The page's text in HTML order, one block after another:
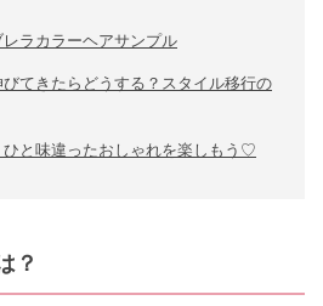
レラカラーヘアサンプル
てきたらどうする？スタイル移行の
ひと味違ったおしゃれを楽しもう♡
？